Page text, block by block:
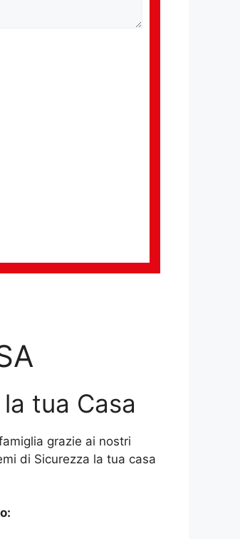
tua Casa
grazie ai nostri
di Sicurezza la tua casa